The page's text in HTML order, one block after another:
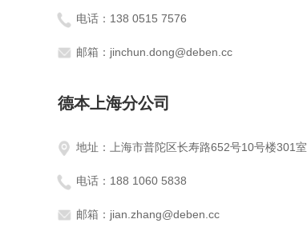
德本上海分公司
电话：138 0515 7576
邮箱：jinchun.dong@deben.cc
地址：上海市普陀区长寿路652号10号楼301室
电话：188 1060 5838
邮箱：jian.zhang@deben.cc